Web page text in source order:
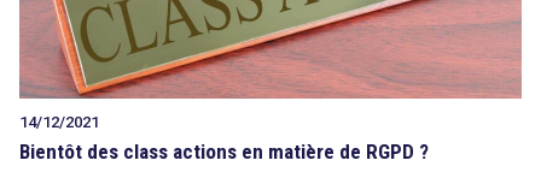
14/12/2021
Bientôt des class actions en matière de RGPD ?